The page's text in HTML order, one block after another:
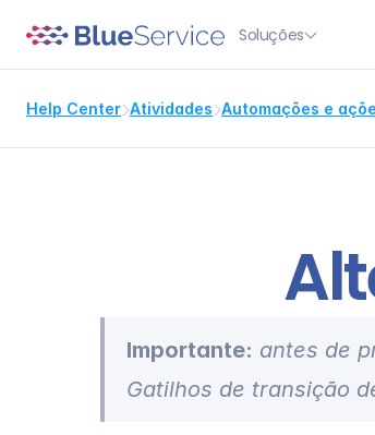
Soluções
Help CenterAtividadesAutomações e
Importante: antes de
Gatilhos de transição